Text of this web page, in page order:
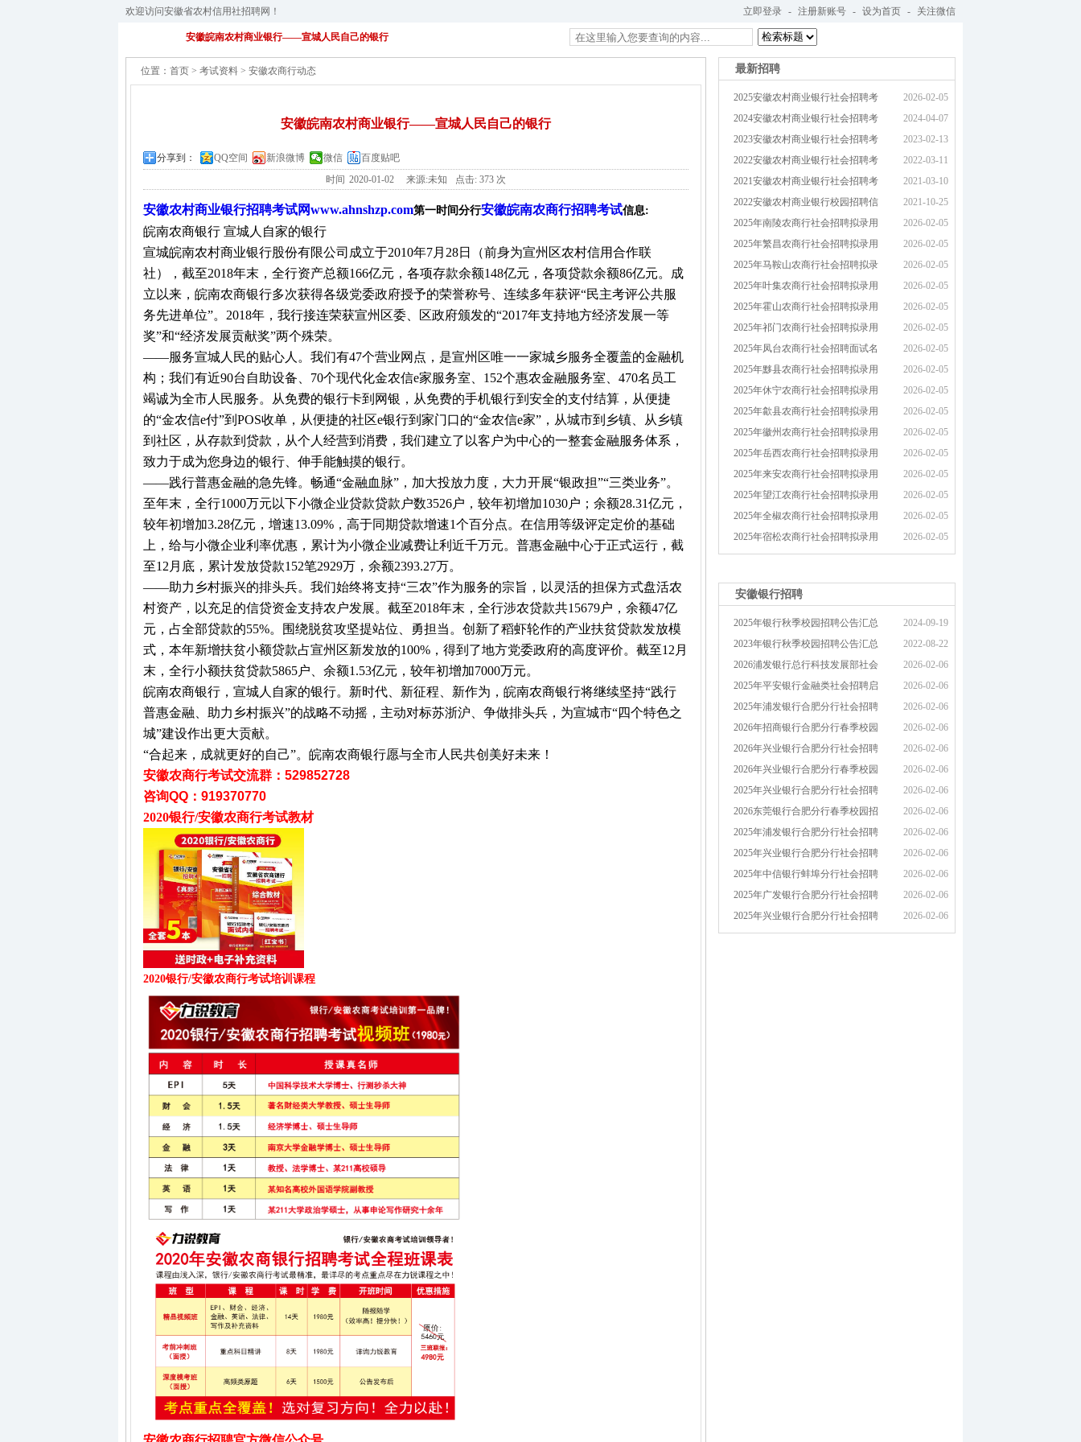
欢迎访问安徽省农村信用社招聘网！ 立即登录 - 注册新账号 - 设为首页 - 关注微信
安徽皖南农村商业银行——宣城人民自己的银行
最新招聘
2025安徽农村商业银行社会招聘考
2026-02-05
2024安徽农村商业银行社会招聘考
2024-04-07
2023安徽农村商业银行社会招聘考
2023-02-13
2022安徽农村商业银行社会招聘考
2022-03-11
2021安徽农村商业银行社会招聘考
2021-03-10
2022安徽农村商业银行校园招聘信
2021-10-25
2025年南陵农商行社会招聘拟录用
2026-02-05
2025年繁昌农商行社会招聘拟录用
2026-02-05
2025年马鞍山农商行社会招聘拟录
2026-02-05
2025年叶集农商行社会招聘拟录用
2026-02-05
2025年霍山农商行社会招聘拟录用
2026-02-05
2025年祁门农商行社会招聘拟录用
2026-02-05
2025年凤台农商行社会招聘面试名
2026-02-05
2025年黟县农商行社会招聘拟录用
2026-02-05
2025年休宁农商行社会招聘拟录用
2026-02-05
2025年歙县农商行社会招聘拟录用
2026-02-05
2025年徽州农商行社会招聘拟录用
2026-02-05
2025年岳西农商行社会招聘拟录用
2026-02-05
2025年来安农商行社会招聘拟录用
2026-02-05
2025年望江农商行社会招聘拟录用
2026-02-05
2025年全椒农商行社会招聘拟录用
2026-02-05
2025年宿松农商行社会招聘拟录用
2026-02-05
安徽银行招聘
2025年银行秋季校园招聘公告汇总
2024-09-19
2023年银行秋季校园招聘公告汇总
2022-08-22
2026浦发银行总行科技发展部社会
2026-02-06
2025年平安银行金融类社会招聘启
2026-02-06
2025年浦发银行合肥分行社会招聘
2026-02-06
2026年招商银行合肥分行春季校园
2026-02-06
2026年兴业银行合肥分行社会招聘
2026-02-06
2026年兴业银行合肥分行春季校园
2026-02-06
2025年兴业银行合肥分行社会招聘
2026-02-06
2026东莞银行合肥分行春季校园招
2026-02-06
2025年浦发银行合肥分行社会招聘
2026-02-06
2025年兴业银行合肥分行社会招聘
2026-02-06
2025年中信银行蚌埠分行社会招聘
2026-02-06
2025年广发银行合肥分行社会招聘
2026-02-06
2025年兴业银行合肥分行社会招聘
2026-02-06
位置： 首页 > 考试资料 > 安徽农商行动态
安徽皖南农村商业银行——宣城人民自己的银行
分享到： QQ空间 新浪微博 微信
百度贴吧
时间 2020-01-02 来源:未知 点击: 373 次
安徽农村商业银行招聘考试网www.ahnshzp.com第一时间分行安徽皖南农商行招聘考试信息:
皖南农商银行 宣城人自家的银行
宣城皖南农村商业银行股份有限公司成立于2010年7月28日（前身为宣州区农村信用合作联
社），截至2018年末，全行资产总额166亿元，各项存款余额148亿元，各项贷款余额86亿元。成
立以来，皖南农商银行多次获得各级党委政府授予的荣誉称号、连续多年获评“民主考评公共服
务先进单位”。2018年，我行接连荣获宣州区委、区政府颁发的“2017年支持地方经济发展一等
奖”和“经济发展贡献奖”两个殊荣。
——服务宣城人民的贴心人。我们有47个营业网点，是宣州区唯一一家城乡服务全覆盖的金融机
构；我们有近90台自助设备、70个现代化金农信e家服务室、152个惠农金融服务室、470名员工
竭诚为全市人民服务。从免费的银行卡到网银，从免费的手机银行到安全的支付结算，从便捷
的“金农信e付”到POS收单，从便捷的社区e银行到家门口的“金农信e家”，从城市到乡镇、从乡镇
到社区，从存款到贷款，从个人经营到消费，我们建立了以客户为中心的一整套金融服务体系，
致力于成为您身边的银行、伸手能触摸的银行。
——践行普惠金融的急先锋。畅通“金融血脉”，加大投放力度，大力开展“银政担”“三类业务”。
至年末，全行1000万元以下小微企业贷款贷款户数3526户，较年初增加1030户；余额28.31亿元，
较年初增加3.28亿元，增速13.09%，高于同期贷款增速1个百分点。在信用等级评定定价的基础
上，给与小微企业利率优惠，累计为小微企业减费让利近千万元。普惠金融中心于正式运行，截
至12月底，累计发放贷款152笔2929万，余额2393.27万。
——助力乡村振兴的排头兵。我们始终将支持“三农”作为服务的宗旨，以灵活的担保方式盘活农
村资产，以充足的信贷资金支持农户发展。截至2018年末，全行涉农贷款共15679户，余额47亿
元，占全部贷款的55%。围绕脱贫攻坚提站位、勇担当。创新了稻虾轮作的产业扶贫贷款发放模
式，本年新增扶贫小额贷款占宣州区新发放的100%，得到了地方党委政府的高度评价。截至12月
末，全行小额扶贫贷款5865户、余额1.53亿元，较年初增加7000万元。
皖南农商银行，宣城人自家的银行。新时代、新征程、新作为，皖南农商银行将继续坚持“践行
普惠金融、助力乡村振兴”的战略不动摇，主动对标苏浙沪、争做排头兵，为宣城市“四个特色之
城”建设作出更大贡献。
“合起来，成就更好的自己”。皖南农商银行愿与全市人民共创美好未来！
安徽农商行考试交流群：529852728
咨询QQ： 919370770
2020银行/安徽农商行考试教材
2020银行/安徽农商行考试培训课程